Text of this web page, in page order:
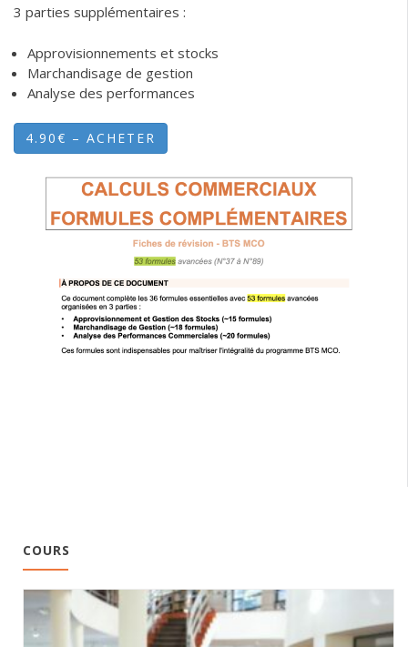
3 parties supplémentaires :
Approvisionnements et stocks
Marchandisage de gestion
Analyse des performances
4.90€ – ACHETER
COURS